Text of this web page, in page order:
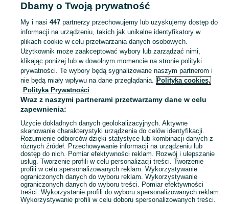
Coś poszło nie tak
Odśwież tę stronę lub wróć na stronę główną.
Odśwież
Dbamy o Twoją prywatność
My i nasi 447partnerzy przechowujemy lub uzyskujemy dostęp do
informacji na urządzeniu, takich jak unikalne identyfikatory w
plikach cookie w celu przetwarzania danych osobowych.
Użytkownik może zaakceptować wybory lub zarządzać nimi,
klikając poniżej lub w dowolnym momencie na stronie polityki
prywatności. Te wybory będą sygnalizowane naszym partnerom i
nie będą miały wpływu na dane przeglądania. Polityka cookies,
Polityka Prywatności
Wraz z naszymi partnerami przetwarzamy dane w celu
zapewnienia:
Użycie dokładnych danych geolokalizacyjnych. Aktywne
skanowanie charakterystyki urządzenia do celów identyfikacji.
Rozumienie odbiorców dzięki statystyce lub kombinacji danych z
różnych źródeł. Przechowywanie informacji na urządzeniu lub
dostęp do nich. Pomiar efektywności reklam. Rozwój i ulepszanie
usług. Tworzenie profili w celu personalizacji treści. Tworzenie
profili w celu spersonalizowanych reklam. Wykorzystywanie
ograniczonych danych do wyboru reklam. Wykorzystywanie
ograniczonych danych do wyboru treści. Pomiar efektywności
treści. Wykorzystanie profili do wyboru spersonalizowanych reklam.
Wykorzystywanie profili w celu doboru spersonalizowanych treści.